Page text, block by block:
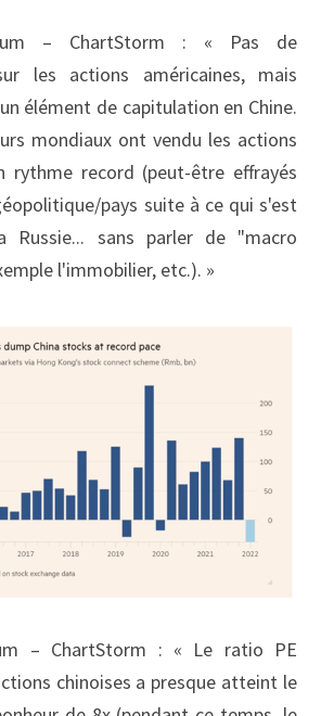
– ChartStorm : « Pas de
les actions américaines, mais
élément de capitulation en Chine.
mondiaux ont vendu les actions
rythme record (peut-être effrayés
pays suite à ce qui s'est
Russie... sans parler de "macro
l'immobilier, etc.). »
– ChartStorm : « Le ratio PE
chinoises a presque atteint le